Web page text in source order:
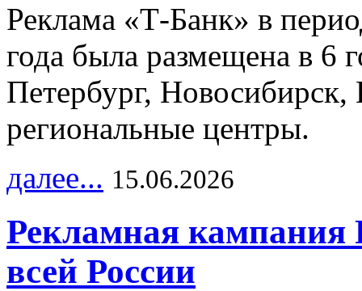
Реклама «Т-Банк» в
года была размещена в 6
Петербург,
региональные центры.
далее... 15.06.2026
Рекламная
всей России